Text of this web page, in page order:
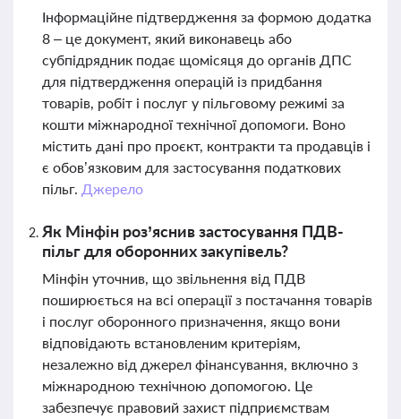
Інформаційне підтвердження за формою додатка
8 – це документ, який виконавець або
субпідрядник подає щомісяця до органів ДПС
для підтвердження операцій із придбання
товарів, робіт і послуг у пільговому режимі за
кошти міжнародної технічної допомоги. Воно
містить дані про проєкт, контракти та продавців і
є обов’язковим для застосування податкових
пільг. Джерело
Як Мінфін роз’яснив застосування ПДВ-
пільг для оборонних закупівель?
Мінфін уточнив, що звільнення від ПДВ
поширюється на всі операції з постачання товарів
і послуг оборонного призначення, якщо вони
відповідають встановленим критеріям,
незалежно від джерел фінансування, включно з
міжнародною технічною допомогою. Це
забезпечує правовий захист підприємствам